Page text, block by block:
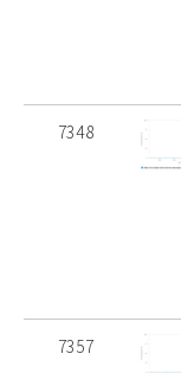
7348
7357